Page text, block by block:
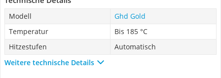
Modell
Ghd Gold
Temperatur
Bis 185 °C
Hitzestufen
Automatisch
Weitere technische Details